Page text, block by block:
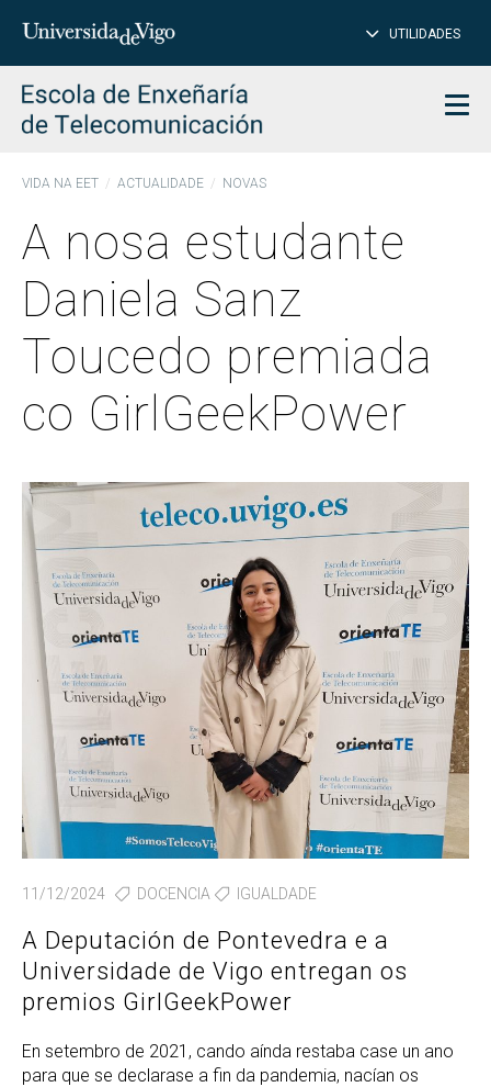
Introduce
para
buscar
UTILIDADES
VIDA NA EET ACTUALIDADE NOVAS
A nosa estudante
Daniela Sanz
Toucedo premiada
co GirlGeekPower
11/12/2024 DOCENCIA IGUALDADE
A Deputación de Pontevedra e a
Universidade de Vigo entregan os
premios GirlGeekPower
En setembro de 2021, cando aínda restaba case un ano
para que se declarase a fin da pandemia, nacían os